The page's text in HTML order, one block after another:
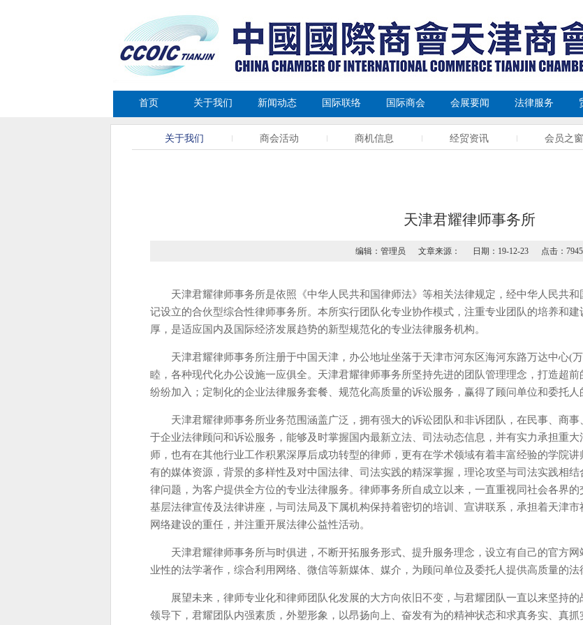
首页 关于我们 新闻动态 国际联络 国际商会 会展要闻 法律服务
关于我们 商会活动 商机信息 经贸资讯 会员之窗
天津君耀律师事务所
编辑：管理员 文章来源： 日期：19-12-23 点击：7945
天津君耀律师事务所是依照《中华人民共和国律师法》等相关法律规定，经中华人民共
记设立的合伙型综合性律师事务所。本所实行团队化专业协作模式，注重专业团队的培养和
厚，是适应国内及国际经济发展趋势的新型规范化的专业法律服务机构。
天津君耀律师事务所注册于中国天津，办公地址坐落于天津市河东区海河东路万达中心(
睦，各种现代化办公设施一应俱全。天津君耀律师事务所坚持先进的团队管理理念，打造超
纷纷加入；定制化的企业法律服务套餐、规范化高质量的诉讼服务，赢得了顾问单位和委托人
天津君耀律师事务所业务范围涵盖广泛，拥有强大的诉讼团队和非诉团队，在民事、商
于企业法律顾问和诉讼服务，能够及时掌握国内最新立法、司法动态信息，并有实力承担重
师，也有在其他行业工作积累深厚后成功转型的律师，更有在学术领域有着丰富经验的学院
有的媒体资源，背景的多样性及对中国法律、司法实践的精深掌握，理论攻坚与司法实践相
律问题，为客户提供全方位的专业法律服务。律师事务所自成立以来，一直重视同社会各界
基层法律宣传及法律讲座，与司法局及下属机构保持着密切的培训、宣讲联系，承担着天津
网络建设的重任，并注重开展法律公益性活动。
天津君耀律师事务所与时俱进，不断开拓服务形式、提升服务理念，设立有自己的官方
业性的法学著作，综合利用网络、微信等新媒体、媒介，为顾问单位及委托人提供高质量的法
展望未来，律师专业化和律师团队化发展的大方向依旧不变，与君耀团队一直以来坚持
领导下，君耀团队内强素质，外塑形象，以昂扬向上、奋发有为的精神状态和求真务实、真